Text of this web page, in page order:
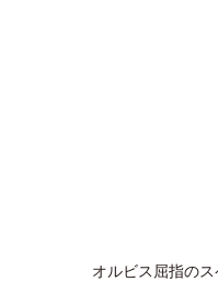
オルビス屈指の